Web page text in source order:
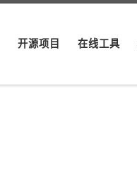
开源项目 在线工具